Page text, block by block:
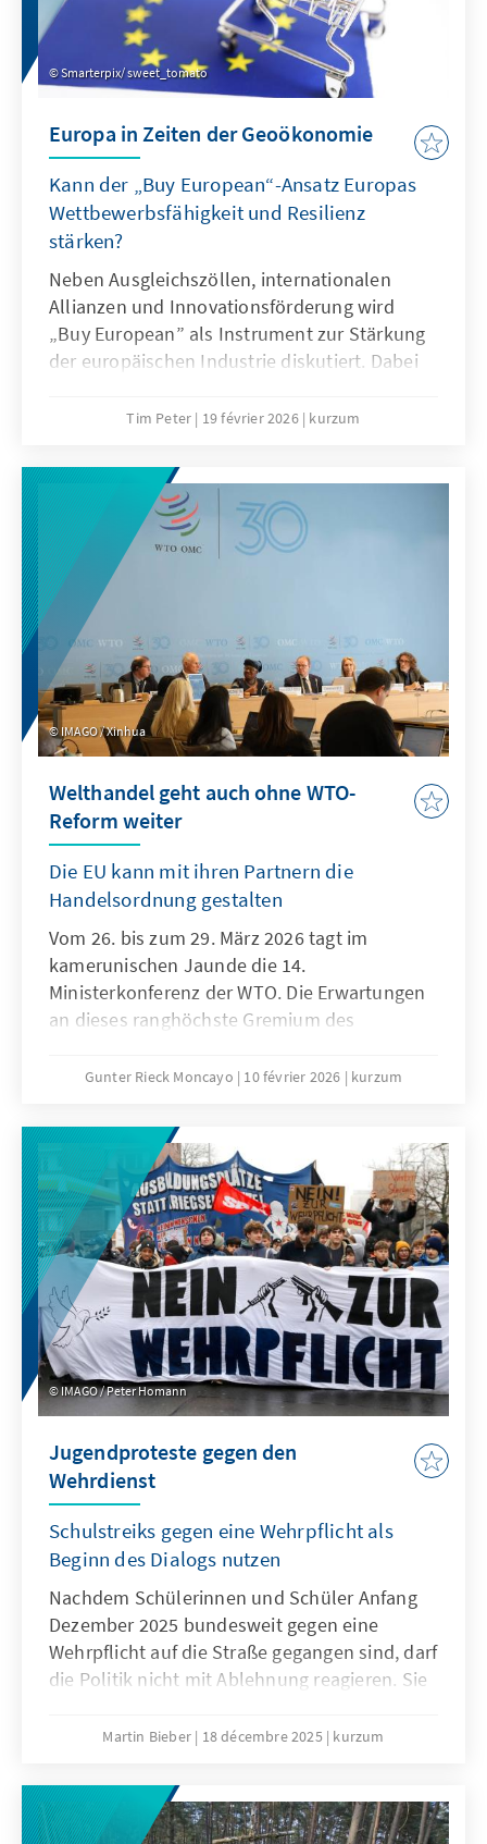
Smarterpix/ sweet_tomato
Europa in Zeiten der Geoökonomie
Kann der „Buy European“-Ansatz Europas
Wettbewerbsfähigkeit und Resilienz
stärken?
Neben Ausgleichszöllen, internationalen
Allianzen und Innovationsförderung wird
„Buy European” als Instrument zur Stärkung
der europäischen Industrie diskutiert. Dabei
und nur in eng definierten Bereichen
Kombination aus gezielten Ausgleichszöllen
bei unfairem Wettbewerb und einer offensiven
Freihandelsagenda.
Tim Peter 19 février 2026 kurzum
IMAGO / Xinhua
Welthandel geht auch ohne WTO-
Reform weiter
Die EU kann mit ihren Partnern die
Handelsordnung gestalten
Vom 26. bis zum 29. März 2026 tagt im
kamerunischen Jaunde die 14.
Ministerkonferenz der WTO. Die Erwartungen
an dieses ranghöchste Gremium des
geht ernsthaft davon aus, dass der seit der 4.
Stillstand aufgelöst werden kann. Die seit
Jahren geforderte grundlegende Reform der
WTO wird auch dieses Mal nicht gelingen. Das
ist zwar keine gute Nachricht für die globale
Handelsordnung, es bedeutet aber nicht, dass
den konstruktiven Kräften innerhalb der
Weltgemeinschaft und insbesondere der EU
die Hände gebunden sind.
Gunter Rieck Moncayo 10 février 2026 kurzum
IMAGO / Peter Homann
Jugendproteste gegen den
Wehrdienst
Schulstreiks gegen eine Wehrpflicht als
Beginn des Dialogs nutzen
Nachdem Schülerinnen und Schüler Anfang
Dezember 2025 bundesweit gegen eine
Wehrpflicht auf die Straße gegangen sind, darf
die Politik nicht mit Ablehnung reagieren. Sie
jungen Generation offen begegnen. Nur wenn
Maßnahmen wie das
Wehrdienstmodernisierungsgesetz oder ein
Martin Bieber 18 décembre 2025 kurzum